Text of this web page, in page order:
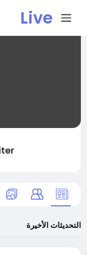
Live
التحديثات الأخيرة